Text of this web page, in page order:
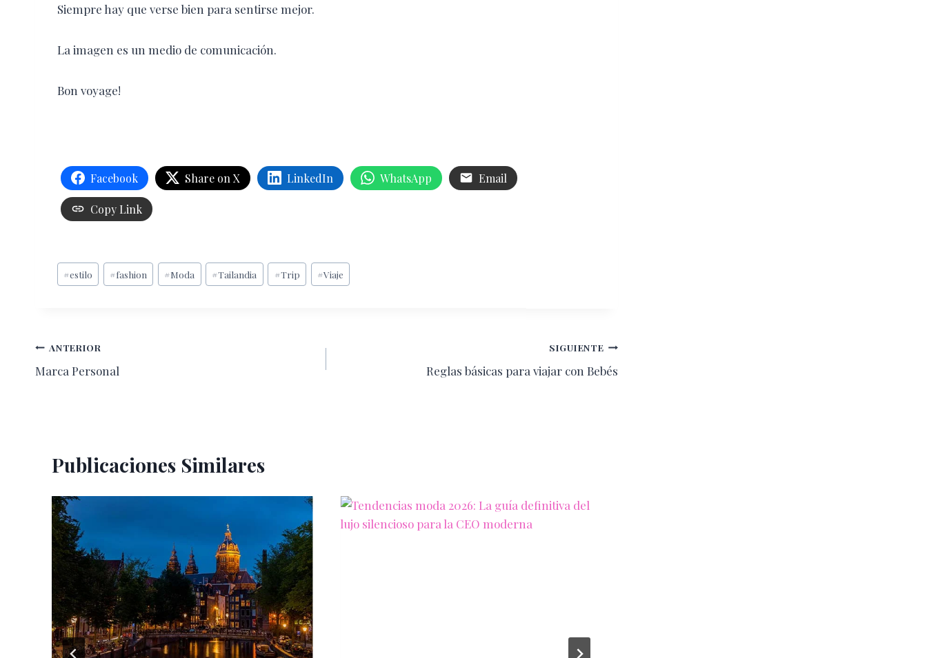
Siempre hay que verse bien para sentirse mejor.
La imagen es un medio de comunicación.
Bon voyage!
Facebook Share on X LinkedIn WhatsApp Email
Copy Link
Etiquetas
de
#estilo #fashion #Moda #Tailandia #Trip #Viaje
Navegación
de
ANTERIOR
Marca Personal
SIGUIENTE
Reglas básicas para viajar con Bebés
Publicaciones Similares